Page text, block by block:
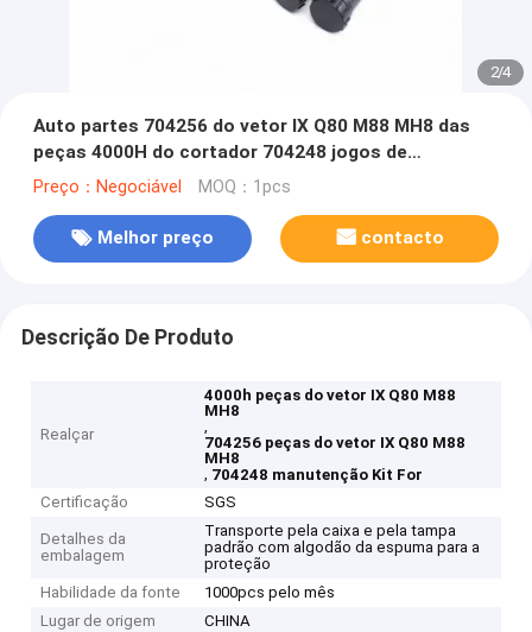
2/4
Auto partes 704256 do vetor IX Q80 M88 MH8 das
peças 4000H do cortador 704248 jogos de
manutenção
Preço：Negociável MOQ：1pcs
Melhor preço contacto
Descrição De Produto
Realçar
4000h peças do vetor IX Q80 M88
MH8
,
704256 peças do vetor IX Q80 M88
MH8
, 704248 manutenção Kit For
Certificação
SGS
Detalhes da
embalagem
Transporte pela caixa e pela tampa
padrão com algodão da espuma para a
proteção
Habilidade da fonte
1000pcs pelo mês
Lugar de origem
CHINA